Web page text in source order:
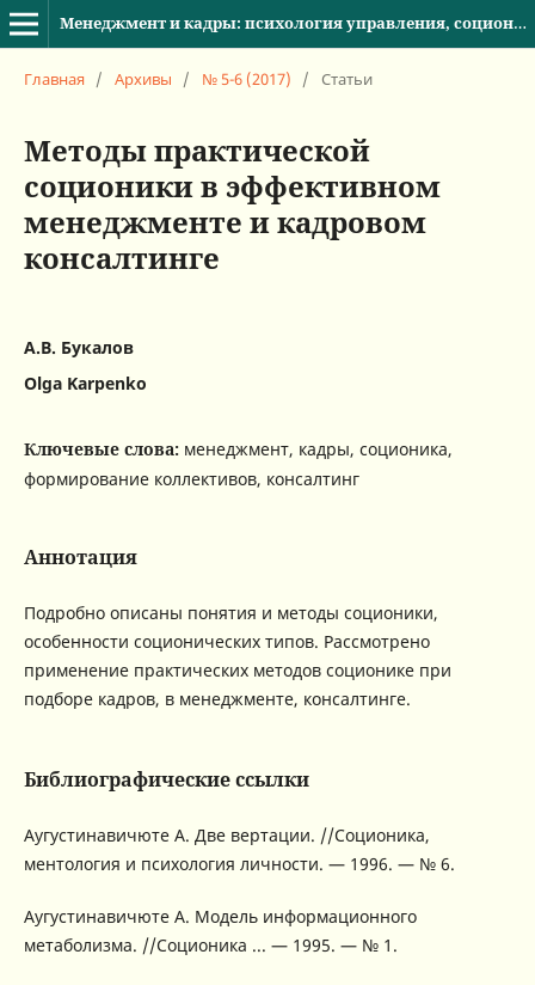
Менеджмент и кадры: психология управления, соционика и социология
Главная / Архивы / № 5-6 (2017) / Статьи
Методы практической
соционики в эффективном
менеджменте и кадровом
консалтинге
А.В. Букалов
Olga Karpenko
Ключевые слова: менеджмент, кадры, соционика,
формирование коллективов, консалтинг
Аннотация
Подробно описаны понятия и методы соционики,
особенности соционических типов. Рассмотрено
применение практических методов соционике при
подборе кадров, в менеджменте, консалтинге.
Библиографические ссылки
Аугустинавичюте А. Две вертации. //Соционика,
ментология и психология личности. — 1996. — № 6.
Аугустинавичюте А. Модель информационного
метаболизма. //Соционика ... — 1995. — № 1.